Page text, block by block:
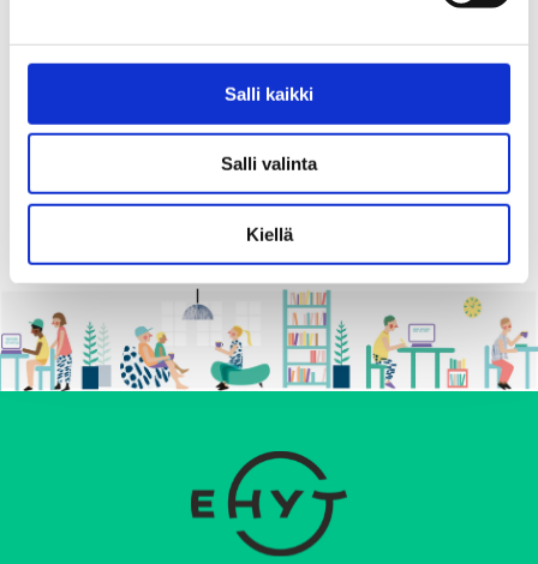
Salli kaikki
Salli valinta
Kiellä
Etätapahtuma
Jaa: